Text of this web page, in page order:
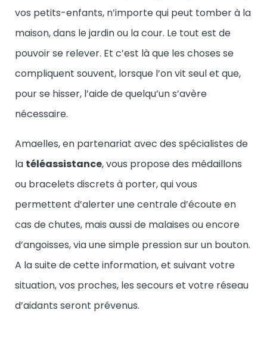
vos petits-enfants, n’importe qui peut tomber à la
maison, dans le jardin ou la cour. Le tout est de
pouvoir se relever. Et c’est là que les choses se
compliquent souvent, lorsque l’on vit seul et que,
pour se hisser, l’aide de quelqu’un s’avère
nécessaire.
Amaelles, en partenariat avec des spécialistes de
la téléassistance, vous propose des médaillons
ou bracelets discrets à porter, qui vous
permettent d’alerter une centrale d’écoute en
cas de chutes, mais aussi de malaises ou encore
d’angoisses, via une simple pression sur un bouton.
A la suite de cette information, et suivant votre
situation, vos proches, les secours et votre réseau
d’aidants seront prévenus.